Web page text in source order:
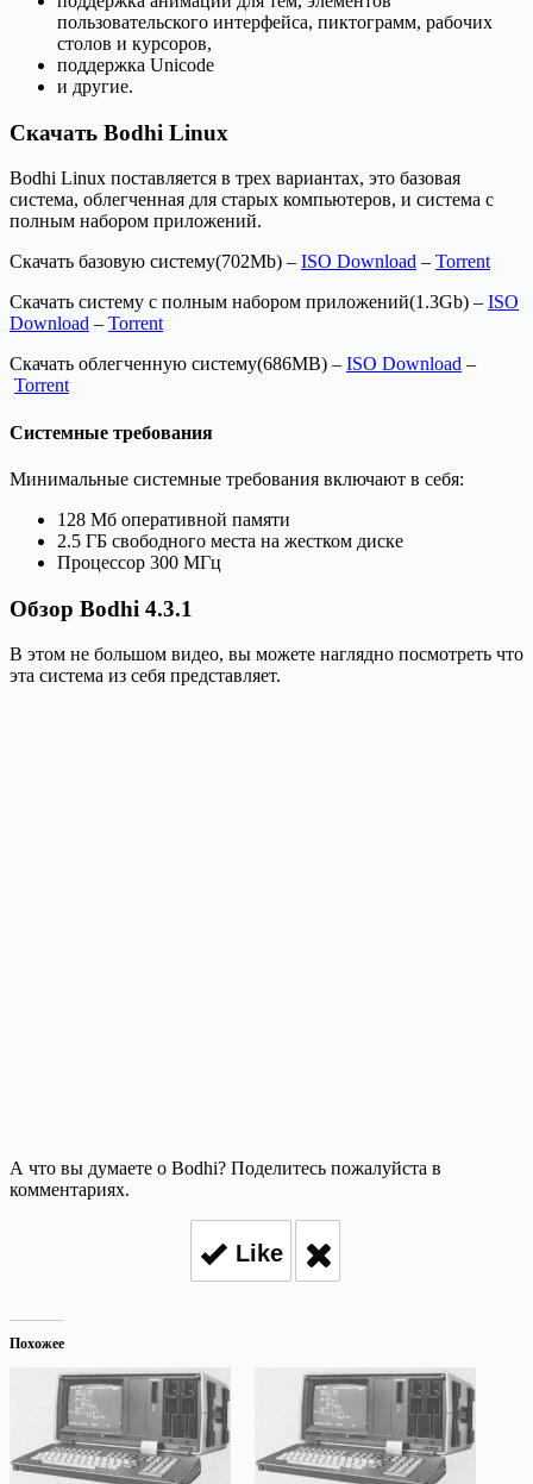
пользовательского интерфейса, пиктограмм, рабочих
столов и курсоров,
поддержка Unicode
и другие.
Скачать Bodhi Linux
Bodhi Linux поставляется в трех вариантах, это базовая
система, облегченная для старых компьютеров, и система с
полным набором приложений.
Скачать базовую систему(702Mb) – ISO Download – Torrent
Скачать систему с полным набором приложений(1.3Gb) – ISO
Download – Torrent
Скачать облегченную систему(686MB) – ISO Download –
Torrent
Системные требования
Минимальные системные требования включают в себя:
128 Мб оперативной памяти
2.5 ГБ свободного места на жестком диске
Процессор 300 МГц
Обзор Bodhi 4.3.1
В этом не большом видео, вы можете наглядно посмотреть что
эта система из себя представляет.
А что вы думаете о Bodhi? Поделитесь пожалуйста в
комментариях.
Like
Похожее